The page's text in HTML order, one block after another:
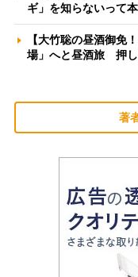
ギ」を知らないっ
【大竹聡の昼酒御免
場」へと昼酒旅 押
著